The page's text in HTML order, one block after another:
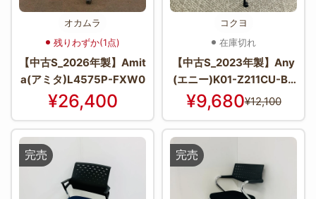
オカムラ
残りわずか(1点)
【中古S_2026年製】Amit
a(アミタ)L4575P-FXW0
¥26,400
コクヨ
在庫切れ
【中古S_2023年製】Any
(エニー)K01-Z211CU-BK
G2E61
¥9,680¥12,100
完売 完売